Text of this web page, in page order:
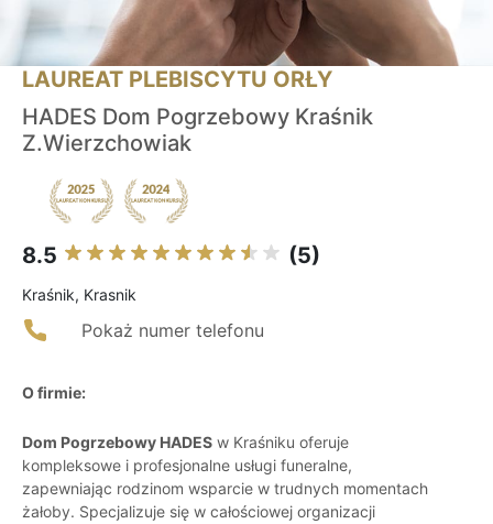
LAUREAT PLEBISCYTU ORŁY
HADES Dom Pogrzebowy Kraśnik
Z.Wierzchowiak
8.5 (5)
Kraśnik, Krasnik
Pokaż numer telefonu
O firmie:
Dom Pogrzebowy HADES w Kraśniku oferuje
kompleksowe i profesjonalne usługi funeralne,
zapewniając rodzinom wsparcie w trudnych momentach
żałoby. Specjalizuje się w całościowej organizacji